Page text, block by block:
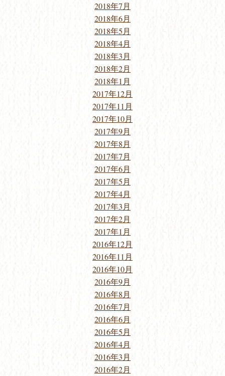
2018年7月
2018年6月
2018年5月
2018年4月
2018年3月
2018年2月
2018年1月
2017年12月
2017年11月
2017年10月
2017年9月
2017年8月
2017年7月
2017年6月
2017年5月
2017年4月
2017年3月
2017年2月
2017年1月
2016年12月
2016年11月
2016年10月
2016年9月
2016年8月
2016年7月
2016年6月
2016年5月
2016年4月
2016年3月
2016年2月